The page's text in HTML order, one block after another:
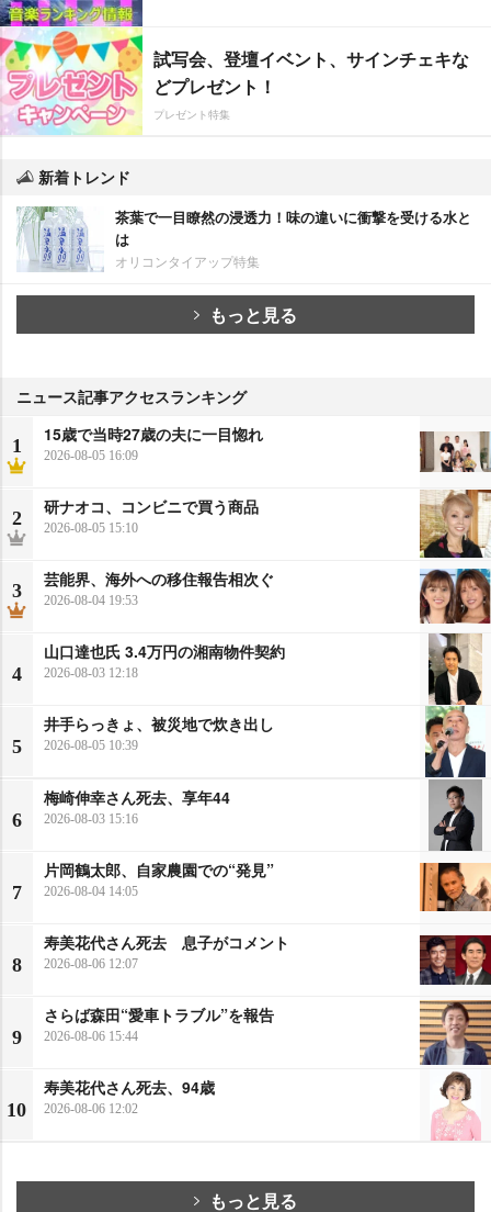
試写会、登壇イベント、サインチェキな
どプレゼント！
プレゼント特集
新着トレンド
茶葉で一目瞭然の浸透力！味の違いに衝撃を受ける水と
は
オリコンタイアップ特集
もっと見る
ニュース記事アクセスランキング
1
15歳で当時27歳の夫に一目惚れ
2026-08-05 16:09
2
研ナオコ、コンビニで買う商品
2026-08-05 15:10
3
芸能界、海外への移住報告相次ぐ
2026-08-04 19:53
4
山口達也氏 3.4万円の湘南物件契約
2026-08-03 12:18
5
井手らっきょ、被災地で炊き出し
2026-08-05 10:39
6
梅崎伸幸さん死去、享年44
2026-08-03 15:16
7
片岡鶴太郎、自家農園での“発見”
2026-08-04 14:05
8
寿美花代さん死去 息子がコメント
2026-08-06 12:07
9
さらば森田“愛車トラブル”を報告
2026-08-06 15:44
10
寿美花代さん死去、94歳
2026-08-06 12:02
もっと見る